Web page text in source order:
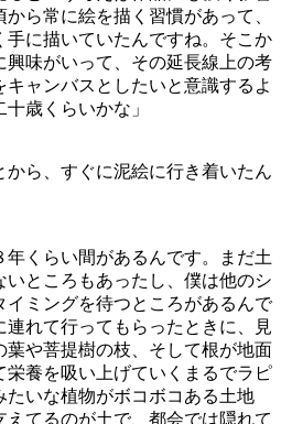
ら常に絵を描く習慣があって、
に描いていたんですね。そこか
興味がいって、その延長線上の考
キャンバスとしたいと意識するよ
歳くらいかな」
ら、すぐに泥絵に行き着いたん
くらい間があるんです。まだ土
いところもあったし、僕は他のシ
イミングを待つところがあるんで
れて行ってもらったときに、見
葉や菩提樹の枝、そして根が地面
栄養を吸い上げていくまるでラピ
たいな植物がボコボコある土地
てるのが土で、都会では隠れて